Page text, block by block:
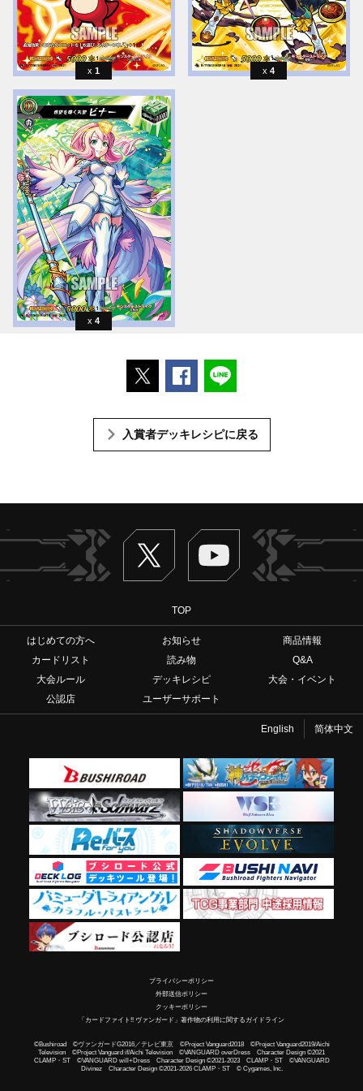
1 4
4
ポストするFacebookでシェアする
入賞者デッキレシピに戻る
Twitter ヴァンガードch
TOP
はじめての方へ お知らせ
商品情報
カードリスト
読み物
Q&A
大会ルール
デッキレシピ
大会・イベント
公認店
ユーザーサポート
English 简体中文
プライバシーポリシー
外部送信ポリシー
クッキーポリシー
「カードファイト!! ヴァンガード」著作物の利用に関するガイドライン
©Bushiroad ©ヴァンガードG2016／テレビ東京 ©Project Vanguard2018 ©Project Vanguard2019/Aichi
Television ©Project Vanguard if/Aichi Television ©VANGUARD overDress Character Design ©2021
CLAMP・ST ©VANGUARD will+Dress Character Design ©2021-2023 CLAMP・ST ©VANGUARD
Divinez Character Design ©2021-2026 CLAMP・ST © Cygames, Inc.